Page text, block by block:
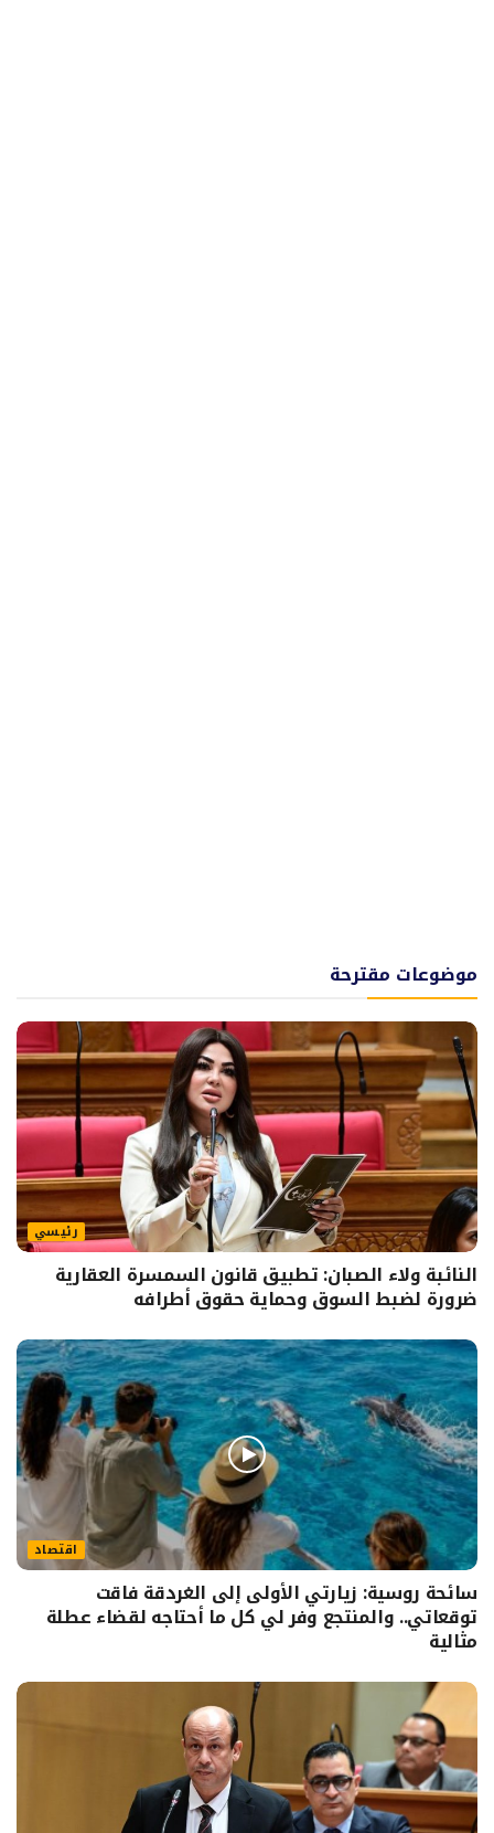
موضوعات مقترحة
رئيسي
النائبة ولاء الصبان: تطبيق قانون السمسرة العقارية
ضرورة لضبط السوق وحماية حقوق أطرافه
اقتصاد
سائحة روسية: زيارتي الأولى إلى الغردقة فاقت
توقعاتي.. والمنتجع وفر لي كل ما أحتاجه لقضاء عطلة
مثالية